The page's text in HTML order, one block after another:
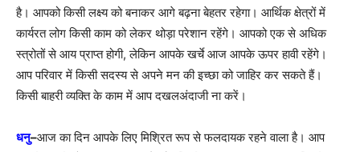
है। आपको किसी लक्ष्य को बनाकर आगे बढ़ना बेहतर रहेगा। आर्थिक क्षेत्रों में
कार्यरत लोग किसी काम को लेकर थोड़ा परेशान रहेंगे। आपको एक से अधिक
स्त्रोतों से आय प्राप्त होगी, लेकिन आपके खर्चे आज आपके ऊपर हावी रहेंगे।
आप परिवार में किसी सदस्य से अपने मन की इच्छा को जाहिर कर सकते हैं।
किसी बाहरी व्यक्ति के काम में आप दखलअंदाजी ना करें।
धनु–आज का दिन आपके लिए मिश्रित रूप से फलदायक रहने वाला है। आप